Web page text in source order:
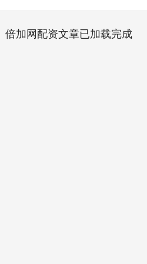
倍加网配资文章已加载完成